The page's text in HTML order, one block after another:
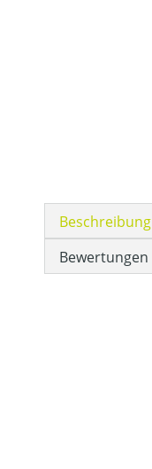
Beschreibung
Bewertungen